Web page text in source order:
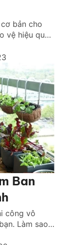
bản cho
vệ hiệu quả
tu sửa cho
này […]
Ban
công vô
Làm sao